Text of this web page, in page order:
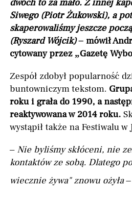
dwóch to za mało. Z innej
Siwego (Piotr Żukowski), a
skaperowaliśmy jeszcze
(Ryszard Wójcik) – mówił
cytowany przez „Gazetę
Zespół zdobył popularność
buntowniczym tekstom.
roku i grała do 1990, a
reaktywowana w 2014 roku.
wystąpił także na Festiwalu w
– Nie byliśmy skłóceni, nie
kontaktów ze sobą. Dlatego
wiecznie żywa" znowu ożyła –